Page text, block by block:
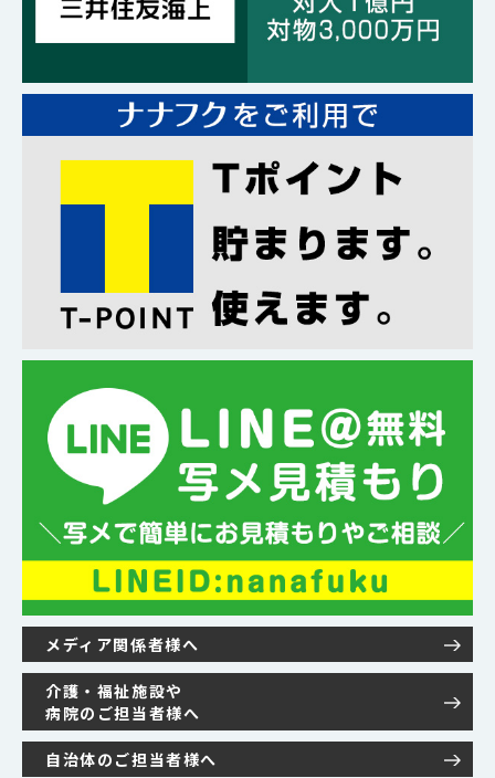
メディア関係者様へ
介護・福祉施設や
病院のご担当者様へ
自治体のご担当者様へ